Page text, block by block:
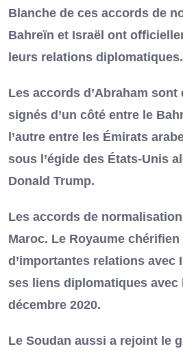
Blanche de ces accords de
Bahreïn et Israël ont
leurs relations
Les accords d’Abraham
signés d’un côté entre le
l’autre entre les Émirats
sous l’égide des États-Unis
Donald Trump.
Les accords de
Maroc. Le Royaume
d’importantes relations avec
ses liens diplomatiques avec
décembre 2020.
Le Soudan aussi a rejoint le